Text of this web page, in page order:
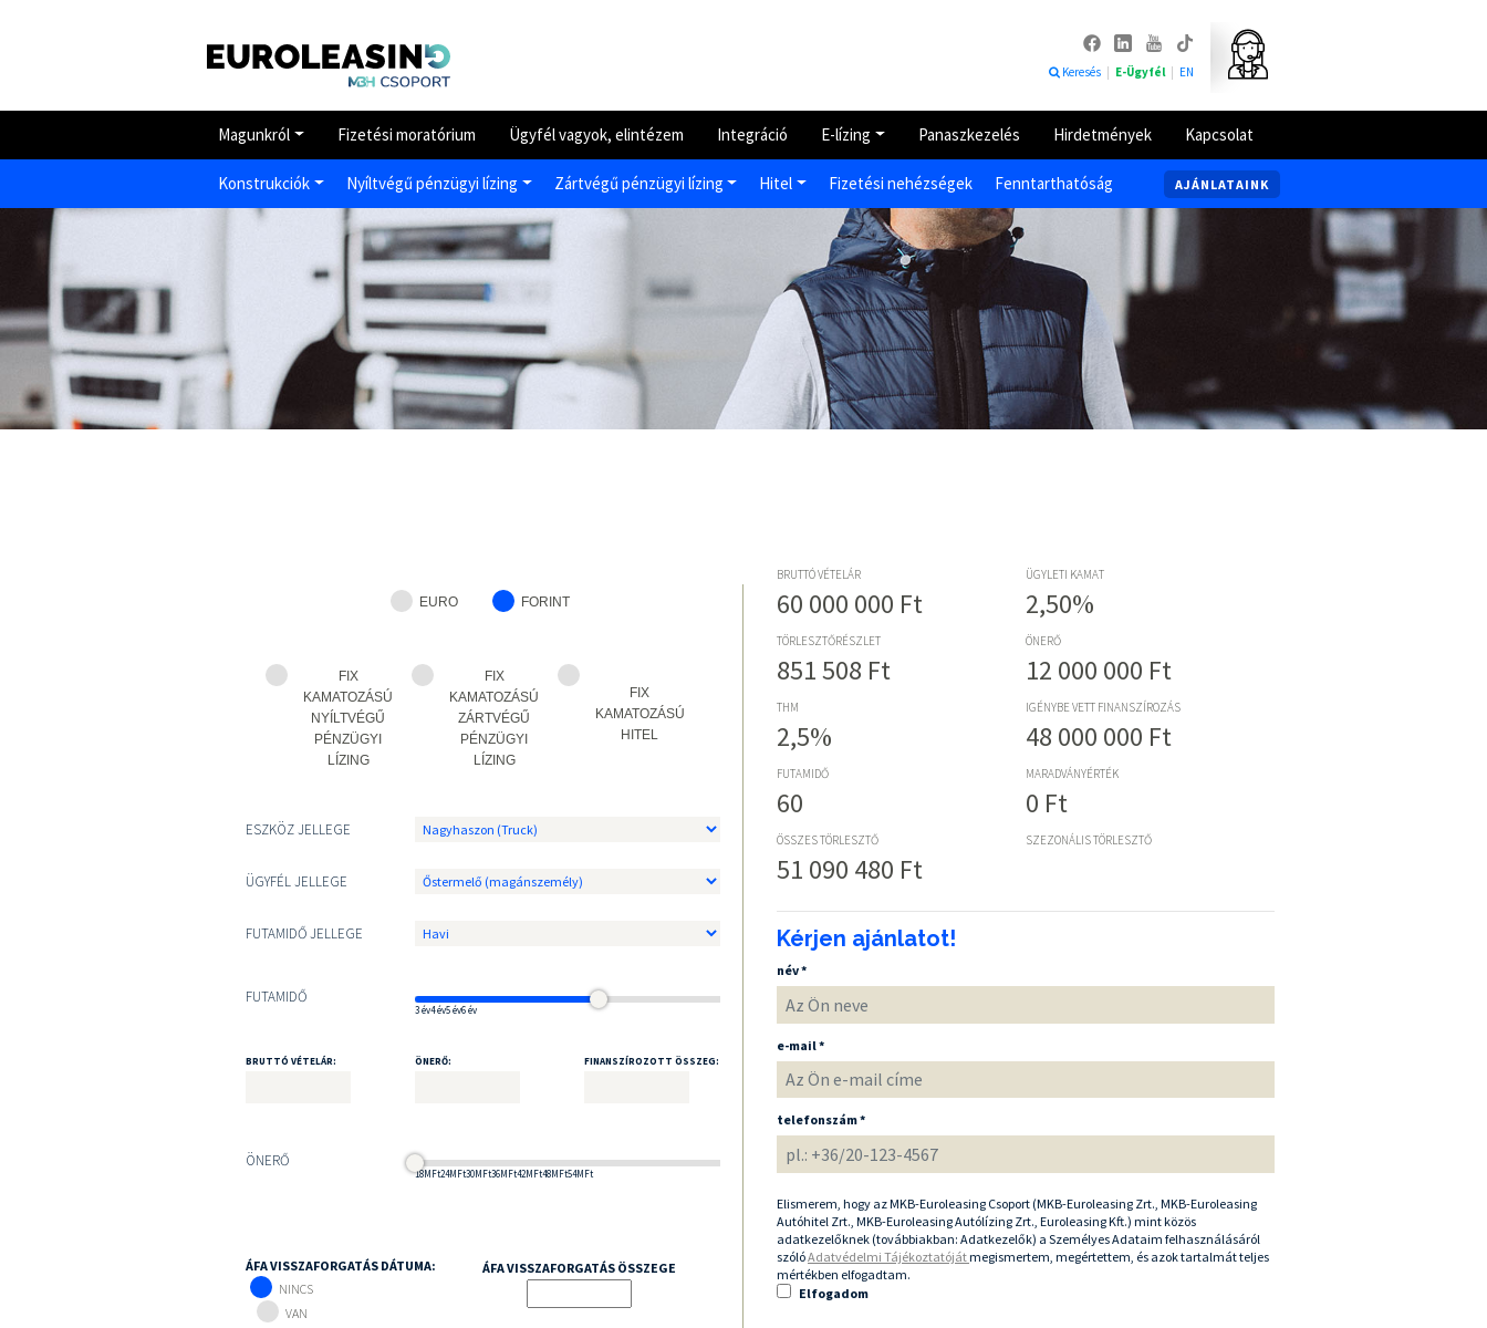
Keresés E-Ügyfél EN
Magunkról Fizetési moratórium Ügyfél vagyok, elintézem Integráció E-lízing Panaszkezelés Hirdetmények Kapcsolat
Konstrukciók Nyíltvégű pénzügyi lízing Zártvégű pénzügyi lízing Hitel Fizetési nehézségek Fenntarthatóság AJÁNLATAINK
EURO FORINT
FIX
KAMATOZÁSÚ
NYÍLTVÉGŰ
PÉNZÜGYI
LÍZING
FIX
KAMATOZÁSÚ
ZÁRTVÉGŰ
PÉNZÜGYI
LÍZING
FIX
KAMATOZÁSÚ
HITEL
ESZKÖZ JELLEGE
ÜGYFÉL JELLEGE
FUTAMIDŐ JELLEGE
FUTAMIDŐ
3 év4 év5 év6 év
BRUTTÓ VÉTELÁR: ÖNERŐ: FINANSZÍROZOTT ÖSSZEG:
ÖNERŐ
18MFt24MFt30MFt36MFt42MFt48MFt54MFt
ÁFA VISSZAFORGATÁS DÁTUMA:
NINCS
VAN
ÁFA VISSZAFORGATÁS ÖSSZEGE
BRUTTÓ VÉTELÁR
60 000 000 Ft
ÜGYLETI KAMAT
2,50%
TÖRLESZTŐRÉSZLET
851 508 Ft
ÖNERŐ
12 000 000 Ft
THM
2,5%
IGÉNYBE VETT FINANSZÍROZÁS
48 000 000 Ft
FUTAMIDŐ
60
MARADVÁNYÉRTÉK
0 Ft
ÖSSZES TÖRLESZTŐ
51 090 480 Ft
SZEZONÁLIS TÖRLESZTŐ
Kérjen ajánlatot!
név *
e-mail *
telefonszám *
Elismerem, hogy az MKB-Euroleasing Csoport (MKB-Euroleasing Zrt., MKB-Euroleasing
Autóhitel Zrt., MKB-Euroleasing Autólízing Zrt., Euroleasing Kft.) mint közös
adatkezelőknek (továbbiakban: Adatkezelők) a Személyes Adataim felhasználásáról
szólóAdatvédelmi Tájékoztatójátmegismertem, megértettem, és azok tartalmát teljes
mértékben elfogadtam.
Elfogadom